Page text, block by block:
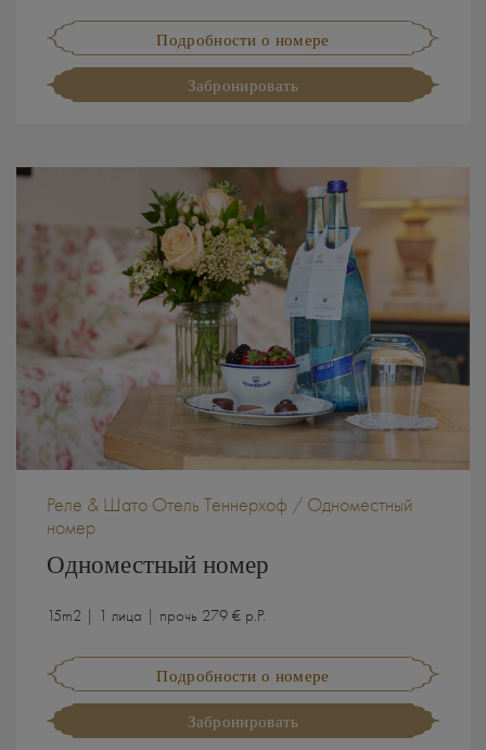
Подробности о номере
Забронировать
Реле & Шато Отель Теннерхоф / Одноместный
номер
Одноместный номер
15m2 | 1 лица | прочь 279 € p.P.
Подробности о номере
Забронировать